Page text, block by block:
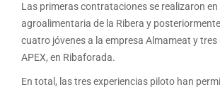
Las primeras contrataciones se realizaron en
agroalimentaria de la Ribera y
cuatro jóvenes a la empresa Almameat y tres
APEX, en Ribaforada.
En total, las tres experiencias piloto han